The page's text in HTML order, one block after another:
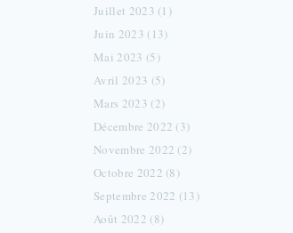
Juillet 2023 (1)
Juin 2023 (13)
Mai 2023 (5)
Avril 2023 (5)
Mars 2023 (2)
Décembre 2022 (3)
Novembre 2022 (2)
Octobre 2022 (8)
Septembre 2022 (13)
Août 2022 (8)